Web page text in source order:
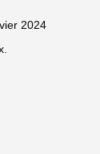
2024